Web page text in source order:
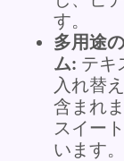
す。
多用途
ム: テキ
入れ替
含まれ
スイー
います。